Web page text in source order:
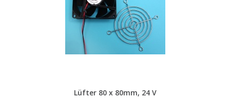
Lüfter 80 x 80mm, 24 V